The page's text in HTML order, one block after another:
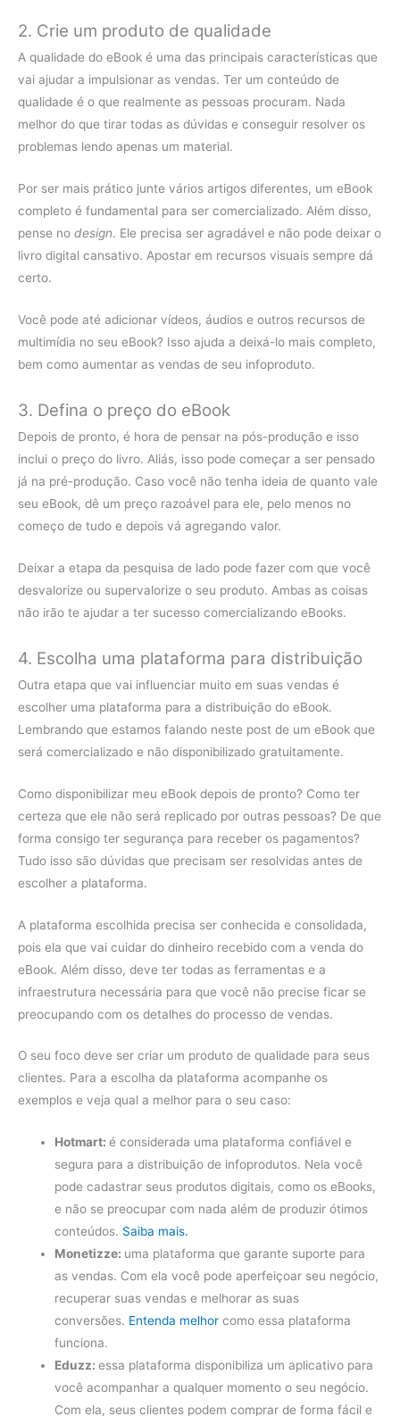
2. Crie um produto de qualidade
A qualidade do eBook é uma das principais características que
vai ajudar a impulsionar as vendas. Ter um conteúdo de
qualidade é o que realmente as pessoas procuram. Nada
melhor do que tirar todas as dúvidas e conseguir resolver os
problemas lendo apenas um material.
Por ser mais prático junte vários artigos diferentes, um eBook
completo é fundamental para ser comercializado. Além disso,
pense no design. Ele precisa ser agradável e não pode deixar o
livro digital cansativo. Apostar em recursos visuais sempre dá
certo.
Você pode até adicionar vídeos, áudios e outros recursos de
multimídia no seu eBook? Isso ajuda a deixá-lo mais completo,
bem como aumentar as vendas de seu infoproduto.
3. Defina o preço do eBook
Depois de pronto, é hora de pensar na pós-produção e isso
inclui o preço do livro. Aliás, isso pode começar a ser pensado
já na pré-produção. Caso você não tenha ideia de quanto vale
seu eBook, dê um preço razoável para ele, pelo menos no
começo de tudo e depois vá agregando valor.
Deixar a etapa da pesquisa de lado pode fazer com que você
desvalorize ou supervalorize o seu produto. Ambas as coisas
não irão te ajudar a ter sucesso comercializando eBooks.
4. Escolha uma plataforma para distribuição
Outra etapa que vai influenciar muito em suas vendas é
escolher uma plataforma para a distribuição do eBook.
Lembrando que estamos falando neste post de um eBook que
será comercializado e não disponibilizado gratuitamente.
Como disponibilizar meu eBook depois de pronto? Como ter
certeza que ele não será replicado por outras pessoas? De que
forma consigo ter segurança para receber os pagamentos?
Tudo isso são dúvidas que precisam ser resolvidas antes de
escolher a plataforma.
A plataforma escolhida precisa ser conhecida e consolidada,
pois ela que vai cuidar do dinheiro recebido com a venda do
eBook. Além disso, deve ter todas as ferramentas e a
infraestrutura necessária para que você não precise ficar se
preocupando com os detalhes do processo de vendas.
O seu foco deve ser criar um produto de qualidade para seus
clientes. Para a escolha da plataforma acompanhe os
exemplos e veja qual a melhor para o seu caso:
Hotmart:é considerada uma plataforma confiável e
segura para a distribuição de infoprodutos. Nela você
pode cadastrar seus produtos digitais, como os eBooks,
e não se preocupar com nada além de produzir ótimos
conteúdos. Saiba mais.
Monetizze: uma plataforma que garante suporte para
as vendas. Com ela você pode aperfeiçoar seu negócio,
recuperar suas vendas e melhorar as suas
conversões. Entenda melhor como essa plataforma
funciona.
Eduzz:essa plataforma disponibiliza um aplicativo para
você acompanhar a qualquer momento o seu negócio.
Com ela, seus clientes podem comprar de forma fácil e